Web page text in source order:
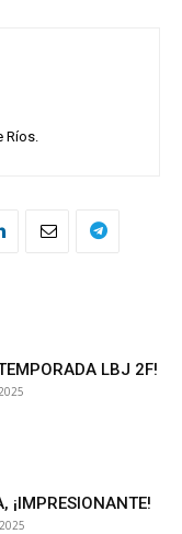
Ríos.
LBJ 2F!
¡IMPRESIONANTE!